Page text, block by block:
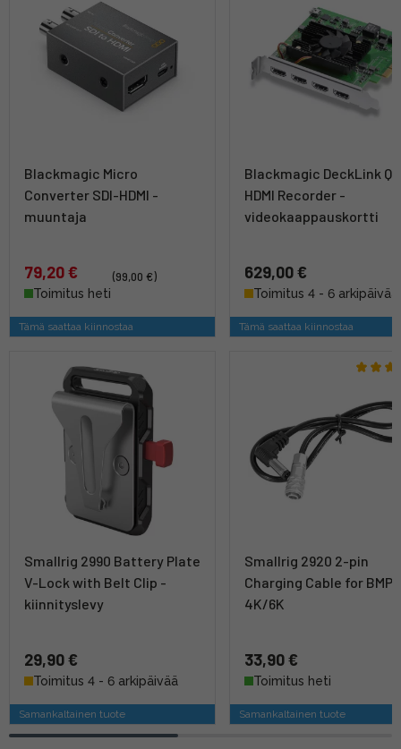
Blackmagic Micro
Converter SDI-HDMI -
muuntaja
79,20 €
(99,00 €)
Toimitus heti
Tämä saattaa kiinnostaa
Blackmagic DeckLink
HDMI Recorder -
videokaappauskortti
629,00 €
Toimitus 4 - 6 arkipäivää
Tämä saattaa kiinnostaa
Smallrig 2990 Battery Plate
V-Lock with Belt Clip -
kiinnityslevy
29,90 €
Toimitus 4 - 6 arkipäivää
Samankaltainen tuote
Smallrig 2920 2-pin
Charging Cable for
4K/6K
33,90 €
Toimitus heti
Samankaltainen tuote